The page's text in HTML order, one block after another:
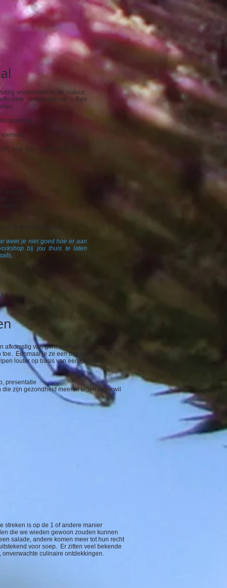
voorkomen in de natuur.
ruimtegebruik. Een
element
hoe zo'n kruidenspiraal in
kruiden
weet je niet goed hoe er aan
bij jou thuis te laten
.
van geneeskrachtige planten.
Eénmaal je ze een beetje kent, kun je
louter op basis van een gezonde
presentatie
zijn gezondheid meer in eigen regie wil
streken is op de 1 of andere manier
die we wieden gewoon zouden kunnen
salade, andere komen meer tot hun recht
voor soep. Er zitten veel bekende
culinaire ontdekkingen.